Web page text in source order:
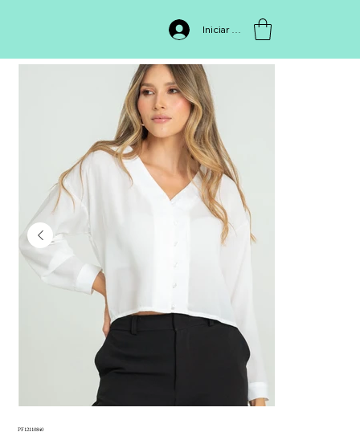
Iniciar sesión
PF12110840